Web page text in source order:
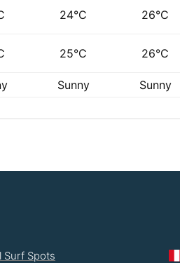
24°C 26°C
25°C 26°C
Sunny Sunny
Surf Spots